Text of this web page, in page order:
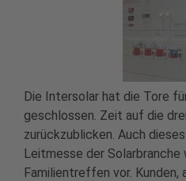
Die Intersolar hat die Tore
geschlossen. Zeit auf die
zurückzublicken. Auch
Leitmesse der Solarbranche
Familientreffen vor. Kunden,